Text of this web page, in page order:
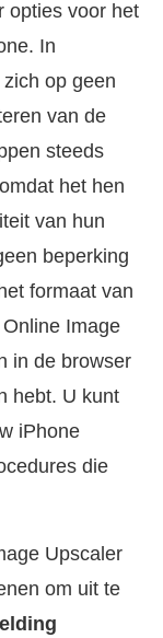
opties voor het
In
op geen
van de
steeds
het hen
van hun
beperking
formaat van
Image
in de browser
hebt. U kunt
iPhone
die
Upscaler
om uit te